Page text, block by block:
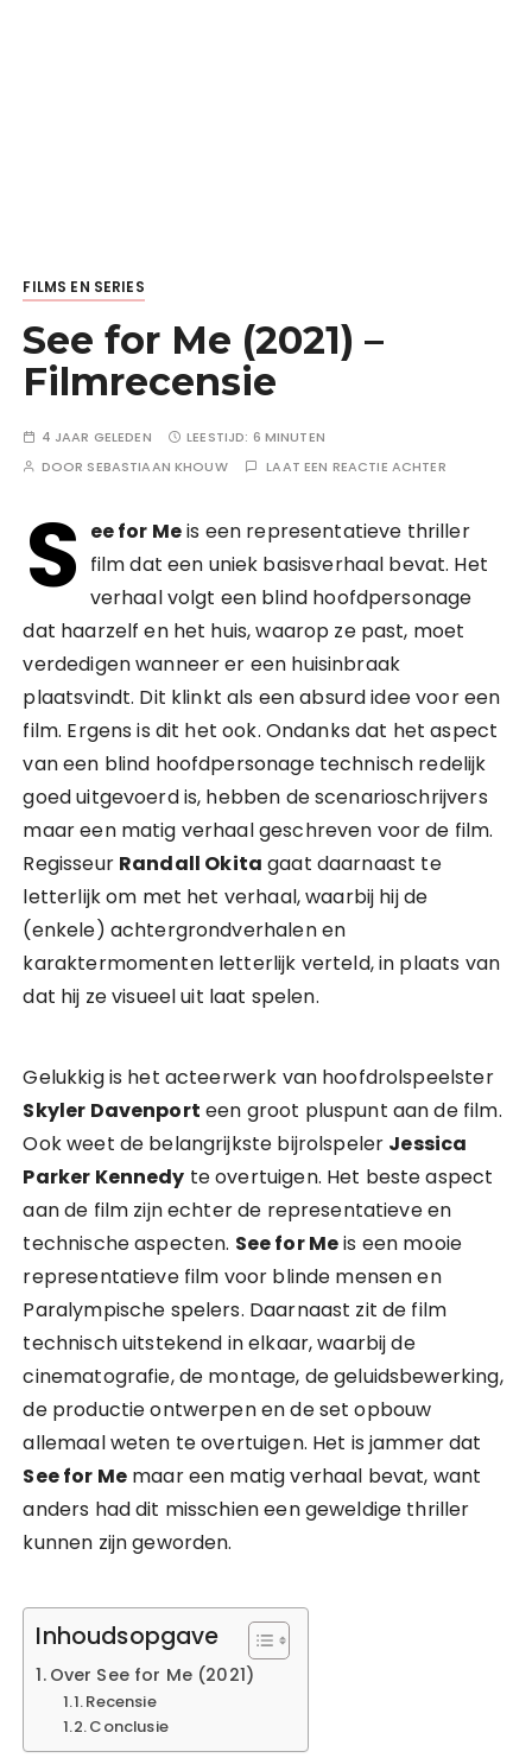
FILMS EN SERIES
See for Me (2021) –
Filmrecensie
4 JAAR GELEDEN LEESTIJD: 6 MINUTEN
DOOR SEBASTIAAN KHOUW LAAT EEN REACTIE ACHTER
S ee for Meis een representatieve thriller
film dat een uniek basisverhaal bevat. Het
verhaal volgt een blind hoofdpersonage
dat haarzelf en het huis, waarop ze past, moet
verdedigen wanneer er een huisinbraak
plaatsvindt. Dit klinkt als een absurd idee voor een
film. Ergens is dit het ook. Ondanks dat het aspect
van een blind hoofdpersonage technisch redelijk
goed uitgevoerd is, hebben de scenarioschrijvers
maar een matig verhaal geschreven voor de film.
Regisseur Randall Okita gaat daarnaast te
letterlijk om met het verhaal, waarbij hij de
(enkele) achtergrondverhalen en
karaktermomenten letterlijk verteld, in plaats van
dat hij ze visueel uit laat spelen.
Gelukkig is het acteerwerk van hoofdrolspeelster
Skyler Davenport een groot pluspunt aan de film.
Ook weet de belangrijkste bijrolspeler Jessica
Parker Kennedy te overtuigen. Het beste aspect
aan de film zijn echter de representatieve en
technische aspecten. See for Meis een mooie
representatieve film voor blinde mensen en
Paralympische spelers. Daarnaast zit de film
technisch uitstekend in elkaar, waarbij de
cinematografie, de montage, de geluidsbewerking,
de productie ontwerpen en de set opbouw
allemaal weten te overtuigen. Het is jammer dat
See for Memaar een matig verhaal bevat, want
anders had dit misschien een geweldige thriller
kunnen zijn geworden.
Inhoudsopgave
Over See for Me (2021)
Recensie
Conclusie